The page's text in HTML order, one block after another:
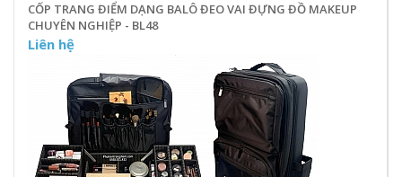
CỐP TRANG ĐIỂM DẠNG BALÔ ĐEO VAI ĐỰNG ĐỒ MAKEUP
CHUYÊN NGHIỆP - BL48
Liên hệ